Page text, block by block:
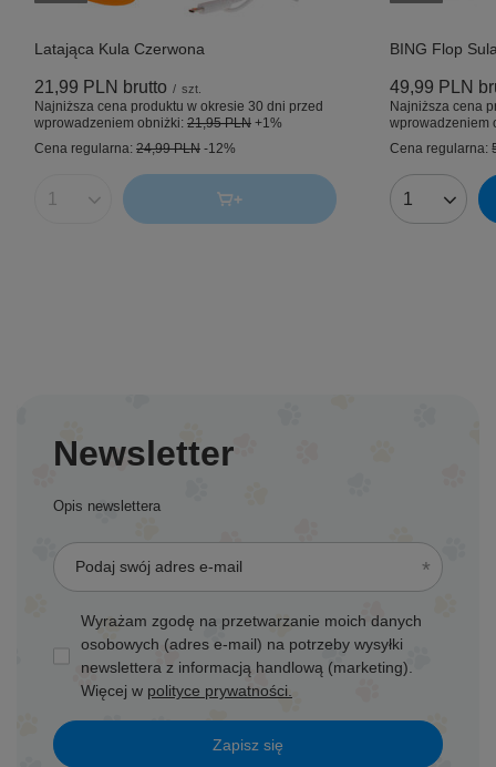
Latająca Kula Czerwona
21,99 PLN brutto / szt.
Najniższa cena produktu w okresie 30 dni przed
wprowadzeniem obniżki: 21,95 PLN +1%
Cena regularna: 24,99 PLN -12%
Ilość produktów
BING Flop
49,99 PLN
Najniższa cena
wprowadzeniem
Cena regularna:
Ilość
Newsletter
Opis newslettera
Podaj swój adres e-mail
Wyrażam zgodę na przetwarzanie moich danych
osobowych (adres e-mail) na potrzeby wysyłki
newslettera z informacją handlową (marketing).
Więcej w polityce prywatności.
Zapisz się